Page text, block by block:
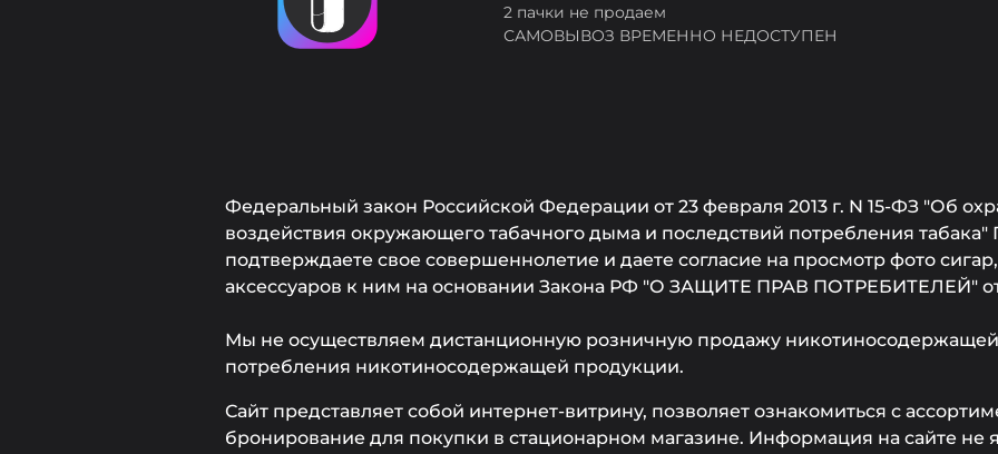
2 пачки не продаем
САМОВЫВОЗ ВРЕМЕННО НЕДОСТУПЕН
Федеральный закон Российской Федерации от 23 февраля 2013 г. N 15-ФЗ "Об
воздействия окружающего табачного дыма и последствий потребления табака"
подтверждаете свое совершеннолетие и даете согласие на просмотр фото
аксессуаров к ним на основании Закона РФ "О ЗАЩИТЕ ПРАВ ПОТРЕБИТЕЛЕЙ" от
Мы не осуществляем дистанционную розничную продажу никотиносодержащей
потребления никотиносодержащей продукции.
Сайт представляет собой интернет-витрину, позволяет ознакомиться с
бронирование для покупки в стационарном магазине. Информация на сайте не